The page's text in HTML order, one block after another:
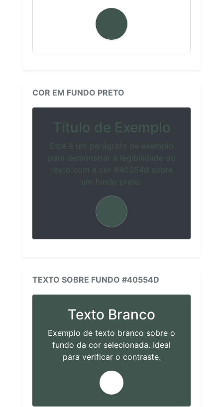
COR EM FUNDO PRETO
Título de Exemplo
Este é um parágrafo de exemplo
para demonstrar a legibilidade do
texto com a cor #40554d sobre
um fundo preto.
TEXTO SOBRE FUNDO #40554D
Texto Branco
Exemplo de texto branco sobre o
fundo da cor selecionada. Ideal
para verificar o contraste.